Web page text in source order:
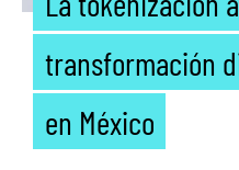
transformación
en México